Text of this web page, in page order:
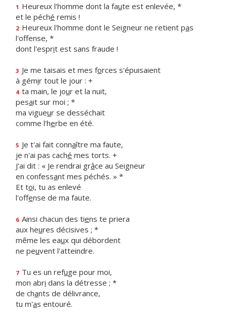
1 Heureux l'homme dont la faute est enlevée, *
et le péché remis !
2 Heureux l'homme dont le Seigneur ne retient pas
l'offense, *
dont l'esprit est sans fraude !
3 Je me taisais et mes forces s'épuisaient
à gémir tout le jour : +
4 ta main, le jour et la nuit,
pesait sur moi ; *
ma vigueur se desséchait
comme l'herbe en été.
5 Je t'ai fait connaître ma faute,
je n'ai pas caché mes torts. +
J'ai dit : « Je rendrai grâce au Seigneur
en confessant mes péchés. » *
Et toi, tu as enlevé
l'offense de ma faute.
6 Ainsi chacun des tiens te priera
aux heures décisives ; *
même les eaux qui débordent
ne peuvent l'atteindre.
7 Tu es un refuge pour moi,
mon abri dans la détresse ; *
de chants de délivrance,
tu m'as entouré.